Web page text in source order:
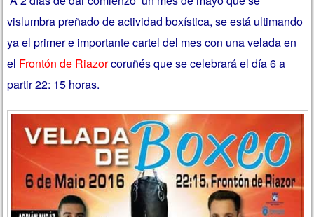
vislumbra preñado de actividad boxística, se está ultimando
ya el primer e importante cartel del mes con una velada en
el Frontón de Riazorcoruñés que se celebrará el día 6 a
partir 22: 15 horas.